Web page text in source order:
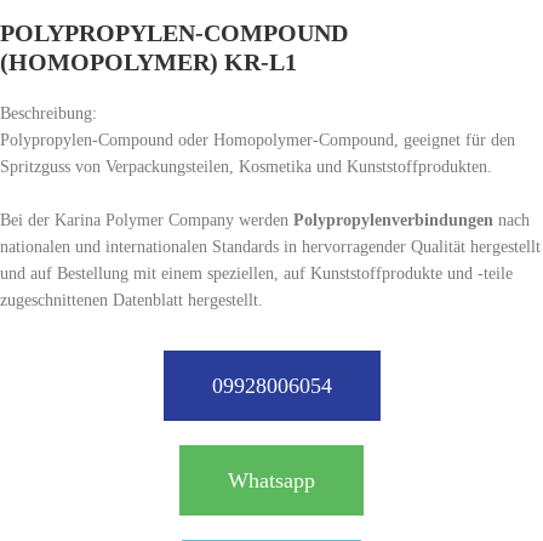
POLYPROPYLEN-COMPOUND
(HOMOPOLYMER) KR-L1
Beschreibung:
Polypropylen-Compound oder Homopolymer-Compound, geeignet für den
Spritzguss von Verpackungsteilen, Kosmetika und Kunststoffprodukten.
Bei der Karina Polymer Company werden Polypropylenverbindungen nach
nationalen und internationalen Standards in hervorragender Qualität hergestellt
und auf Bestellung mit einem speziellen, auf Kunststoffprodukte und -teile
zugeschnittenen Datenblatt hergestellt.
09928006054
Whatsapp